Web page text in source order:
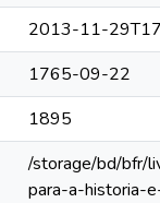
2013-11-
1765-09-22
1895
/storage/bd/bfr/
para-a-historia-